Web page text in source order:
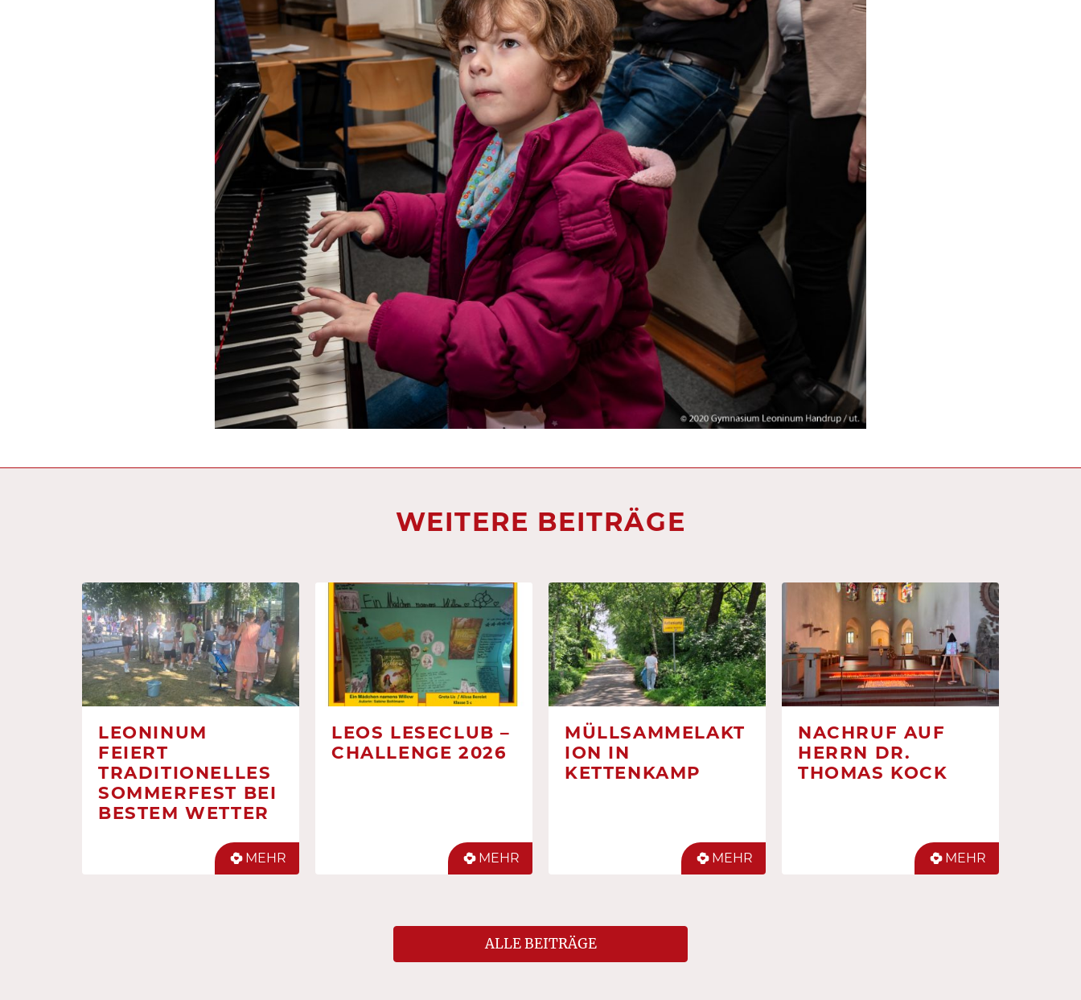
WEITERE BEITRÄGE
LEONINUM
FEIERT
TRADITIONELLES
SOMMERFEST BEI
BESTEM WETTER
MEHR
LEOS LESECLUB –
CHALLENGE 2026
MEHR
MÜLLSAMMELAKT
ION IN
KETTENKAMP
MEHR
NACHRUF AUF
HERRN DR.
THOMAS KOCK
MEHR
ALLE BEITRÄGE